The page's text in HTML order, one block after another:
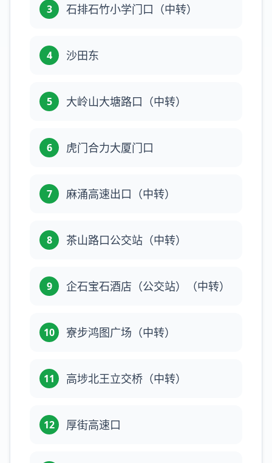
3 石排石竹小学门口（中转）
4 沙田东
5 大岭山大塘路口（中转）
6 虎门合力大厦门口
7 麻涌高速出口（中转）
8 茶山路口公交站（中转）
9 企石宝石酒店（公交站）（中转）
10 寮步鸿图广场（中转）
11 高埗北王立交桥（中转）
12 厚街高速口